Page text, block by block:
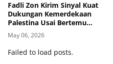
Fadli Zon Kirim Sinyal Kuat
Dukungan Kemerdekaan
Palestina Usai Bertemu
Delegasi di Kemenbud
May 06, 2026
Failed to load posts.